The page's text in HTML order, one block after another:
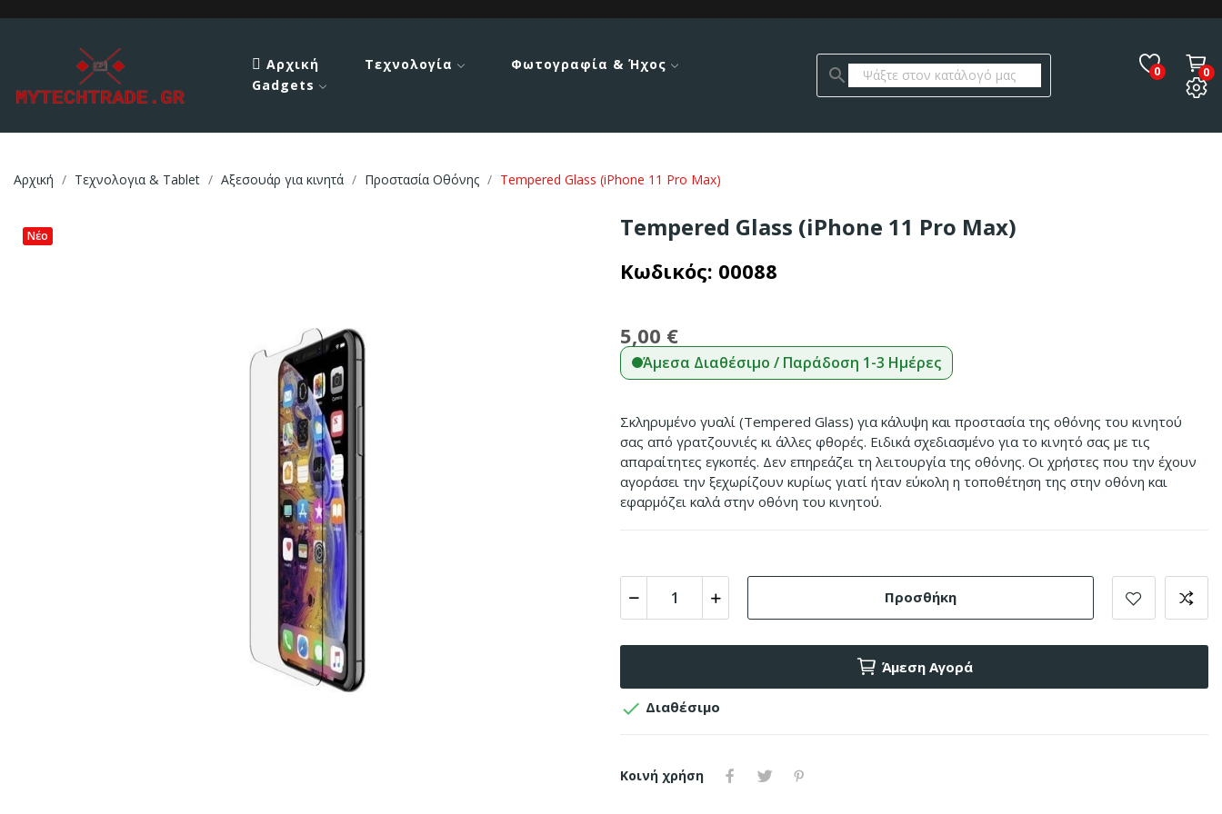
Αρχική Τεχνολογία
Φωτογραφία & Ήχος
Gadgets
search 0 0
Αρχική Τεχνολογια & Tablet Αξεσουάρ για κινητά Προστασία Οθόνης Tempered Glass (iPhone 11 Pro Max)
Νέο Tempered Glass (iPhone 11 Pro Max)
Κωδικός: 00088
5,00 €
Άμεσα Διαθέσιμο / Παράδοση 1-3 Ημέρες
Σκληρυμένο γυαλί (Tempered Glass) για κάλυψη και προστασία της οθόνης του κινητού
σας από γρατζουνιές κι άλλες φθορές. Ειδικά σχεδιασμένο για το κινητό σας με τις
απαραίτητες εγκοπές. Δεν επηρεάζει τη λειτουργία της οθόνης. Οι χρήστες που την έχουν
αγοράσει την ξεχωρίζουν κυρίως γιατί ήταν εύκολη η τοποθέτηση της στην οθόνη και
εφαρμόζει καλά στην οθόνη του κινητού.
Προσθήκη
Άμεση Αγορά
 Διαθέσιμο
Κοινή χρήση